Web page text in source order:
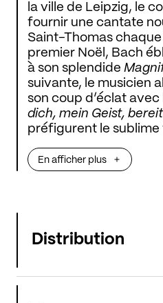
la ville de Leipzig, le
fournir une cantate
Saint-Thomas
premier Noël, Bach
à son splendide
suivante, le musicien
son coup d’éclat
dich, mein Geist, bereit
préfigurent le sublime
ensembles (Insula
et un somptueux
Deo.
En afficher plus
Distribution